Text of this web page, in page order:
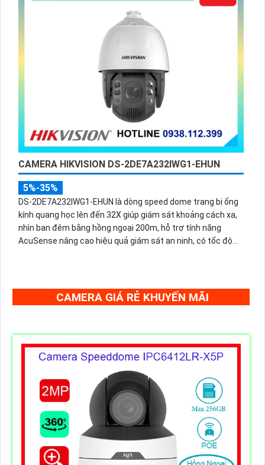
CAMERA HIKVISION DS-2DE7A232IWG1-EHUN
5%-35%
DS-2DE7A232IWG1-EHUN là dòng speed dome trang bị ống
kính quang học lên đến 32X giúp giám sát khoảng cách xa,
nhìn ban đêm bằng hồng ngoại 200m, hỗ trợ tính năng
AcuSense nâng cao hiệu quả giám sát an ninh, có tốc độ
CAMERA GIÁ RẺ KHUYẾN MÃI